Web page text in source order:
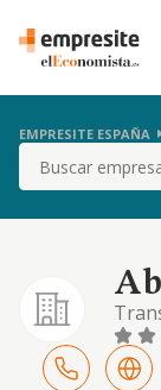
EMPRESITE ESPAÑA
Buscar